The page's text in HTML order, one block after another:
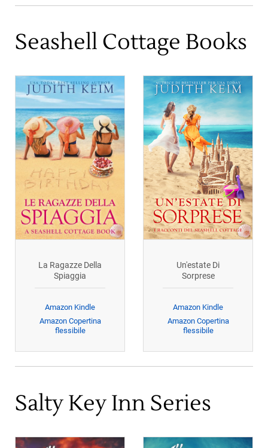
Seashell Cottage Books
La Ragazze Della
Spiaggia
Amazon Kindle
Amazon Copertina
flessibile
Un'estate Di
Sorprese
Amazon Kindle
Amazon Copertina
flessibile
Salty Key Inn Series